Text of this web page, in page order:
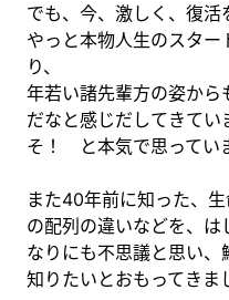
でも、今、激しく、復活
やっと本物人生のスタ
り、
年若い諸先輩方の姿から
だなと感じだしてきてい
そ！ と本気で思ってい
また40年前に知った、
の配列の違いなどを、
なりにも不思議と思い、
知りたいとおもってきま